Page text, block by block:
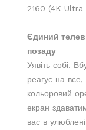
2160 (4K Ultra
Єдиний
позаду
Уявіть собі.
реагує на
кольоровий
екран
вас в